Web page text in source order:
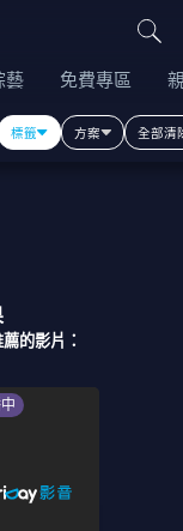
藝 免費專區
標籤 方案 全部清
的影片：